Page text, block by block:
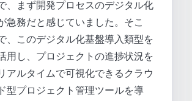
、まず開発プロセスのデジタル化
急務だと感じていました。そこ
、このデジタル化基盤導入類型を
用し、プロジェクトの進捗状況を
アルタイムで可視化できるクラウ
ド型プロジェクト管理ツールを導